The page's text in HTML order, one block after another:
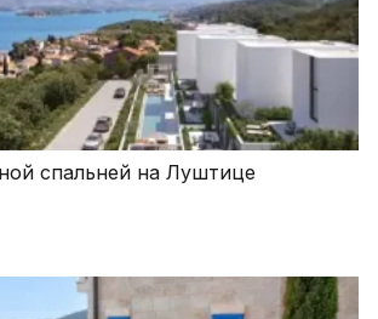
спальней на Луштице